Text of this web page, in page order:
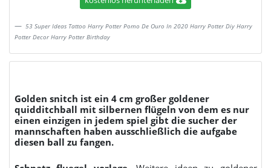
53 Super Ideas Tattoo Harry Potter Pomo De Ouro In 2020 Harry Potter Diy Harry
Potter Decor Harry Potter Birthday
Golden snitch ist ein 4 cm großer goldener
quidditchball mit silbernen flügeln von dem es nur
einen einzigen in jedem spiel gibt die sucher der
mannschaften haben ausschließlich die aufgabe
diesen ball zu fangen.